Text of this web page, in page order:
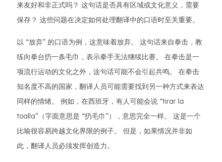
来友好和非正式吗？ 这句话是否具有区域或文化意义，需要
保存？ 这些问题在决定如何处理翻译中的口语时至关重要。
以 “放弃” 的口语为例，这意味着放弃。 这句话来自拳击，教
练向拳台扔一条毛巾，表示拳手无法继续比赛。 在拳击是一
项流行运动的文化之外，这句话可能不会引起共鸣。 在拳击
知名度不高的国家，翻译人员可能需要找到另一种方式来表达
同样的情绪。 例如，在西班牙，有人可能会说 “tirar la
toalla”（字面意思是 “扔毛巾”），意思完全一样。 这是一个
比喻很容易跨越文化界限的例子。 但是，如果情况并非如
此，翻译人员必须发挥创造力。